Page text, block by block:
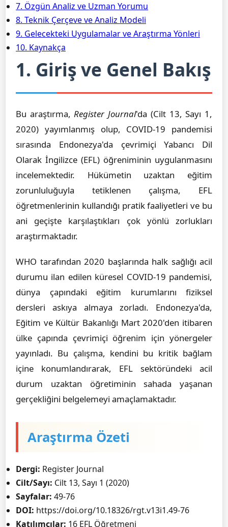
7. Özgün Analiz ve Uzman Yorumu
8. Teknik Çerçeve ve Analiz Modeli
9. Gelecekteki Uygulamalar ve Araştırma Yönleri
10. Kaynakça
1. Giriş ve Genel Bakış
Bu araştırma,Register Journal'da (Cilt 13, Sayı 1,
2020) yayımlanmış olup, COVID-19 pandemisi
sırasında Endonezya'da çevrimiçi Yabancı Dil
Olarak İngilizce (EFL) öğreniminin uygulanmasını
incelemektedir. Hükümetin uzaktan eğitim
zorunluluğuyla tetiklenen çalışma, EFL
öğretmenlerinin kullandığı pratik faaliyetleri ve bu
ani geçişte karşılaştıkları çok yönlü zorlukları
araştırmaktadır.
WHO tarafından 2020 başlarında halk sağlığı acil
durumu ilan edilen küresel COVID-19 pandemisi,
dünya çapındaki eğitim kurumlarını fiziksel
dersleri askıya almaya zorladı. Endonezya'da,
Eğitim ve Kültür Bakanlığı Mart 2020'den itibaren
ülke çapında çevrimiçi öğrenim için yönergeler
yayınladı. Bu çalışma, kendini bu kritik bağlam
içine konumlandırarak, EFL sektöründeki acil
durum uzaktan öğretiminin sahada yaşanan
gerçekliğini belgelemeyi amaçlamaktadır.
Araştırma Özeti
Dergi: Register Journal
Cilt/Sayı: Cilt 13, Sayı 1 (2020)
Sayfalar: 49-76
DOI: https://doi.org/10.18326/rgt.v13i1.49-76
Katılımcılar: 16 EFL Öğretmeni